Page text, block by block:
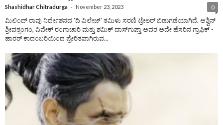
Shashidhar Chitradurga - November 23, 2023 0
ಮಿಲಿಂದ್‌ ರಾವು ನಿರ್ದೇಶನದ 'ದಿ ವಿಲೇಜ್‌' ತಮಿಳು ಸರಣಿ ಟ್ರೇಲರ್‌ ಬಿಡುಗಡೆಯಾಗಿದೆ. ಅಶ್ವಿನ್
ಶ್ರೀವತ್ಸಂಗಂ, ವಿವೇಕ್ ರಂಗಾಚಾರಿ ಮತ್ತು ಶಮಿಕ್ ದಾಸ್‌ಗುಪ್ತಾ ಅವರ ಅದೇ ಹೆಸರಿನ ಗ್ರಾಫಿಕ್ -
ಹಾರರ್ ಕಾದಂಬರಿಯಿಂದ ಪ್ರೇರಿತವಾಗಿರುವ...